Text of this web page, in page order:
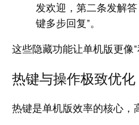
发欢迎，第二条发解
键多步回复”。
这些隐藏功能让单机版更像“
热键与操作极致优
热键是单机版效率的核心，